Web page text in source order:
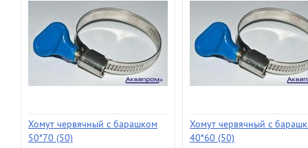
Хомут червячный с барашком
50*70 (50)
Хомут червячный с
40*60 (50)